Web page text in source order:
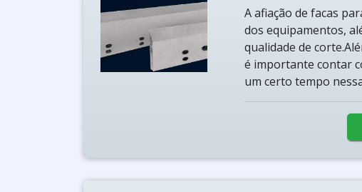
A afiação de facas
dos equipamentos,
qualidade de
é importante contar
um certo tempo